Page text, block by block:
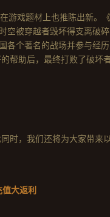
游戏题材上也推陈出新。
空被穿越者毁坏得支离破
各个著名的战场并参与经
帮助后，最终打败了破坏
时，我们还将为大家带来
大返利